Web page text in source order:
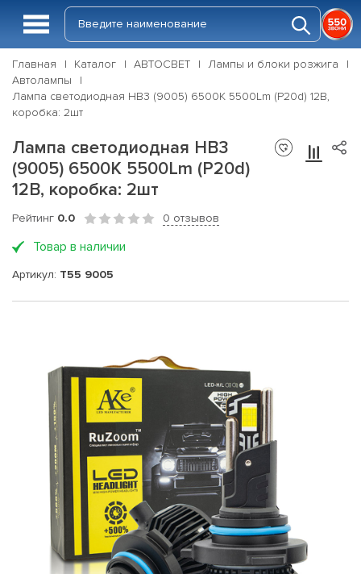
Главная Каталог АВТОСВЕТ
Лампы и блоки розжига
Автолампы
Лампа светодиодная HB3 (9005) 6500K 5500Lm (P20d) 12В,
коробка: 2шт
Лампа светодиодная HB3
(9005) 6500K 5500Lm (P20d)
12В, коробка: 2шт
Рейтинг 0.0 0 отзывов
Товар в наличии
Артикул: T55 9005